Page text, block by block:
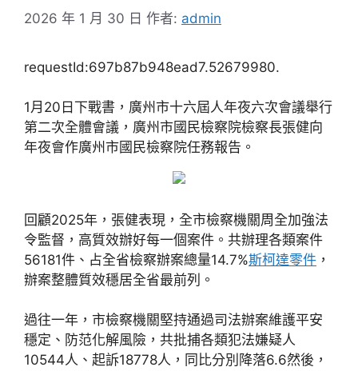
2026 年 1 月 30 日 作者: admin
requestId:697b87b948ead7.52679980.
1月20日下戰書，廣州市十六屆人年夜六次會議舉行
第二次全體會議，廣州市國民檢察院檢察長張健向
年夜會作廣州市國民檢察院任務報告。
回顧2025年，張健表現，全市檢察機關周全加強法
令監督，高質效辦好每一個案件。共辦理各類案件
56181件、占全省檢察辦案總量14.7%斯柯達零件 ，
辦案整體質效穩居全省最前列。
過往一年，市檢察機關堅持通過司法辦案維護平安
穩定、防范化解風險，共批捕各類犯法嫌疑人
10544人、起訴18778人，同比分別降落6.6然後，